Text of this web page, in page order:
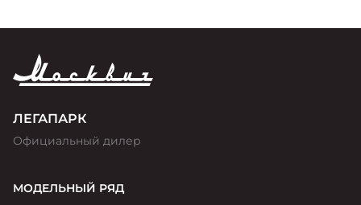
ЛЕГАПАРК
Официальный дилер
МОДЕЛЬНЫЙ РЯД